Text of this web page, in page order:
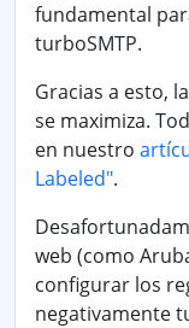
fundamental
turboSMTP.
Gracias a esto, la
se maximiza.
en nuestro
Labeled".
web (como
configurar los
negativamente